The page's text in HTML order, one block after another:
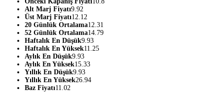
Alt Marj Fiyatı9.92
Üst Marj Fiyatı12.12
20 Günlük Ortalama12.31
52 Günlük Ortalama14.79
Haftalık En Düşük9.93
Haftalık En Yüksek11.25
Aylık En Düşük9.93
Aylık En Yüksek15.33
Yıllık En Düşük9.93
Yıllık En Yüksek26.94
Baz Fiyatı11.02